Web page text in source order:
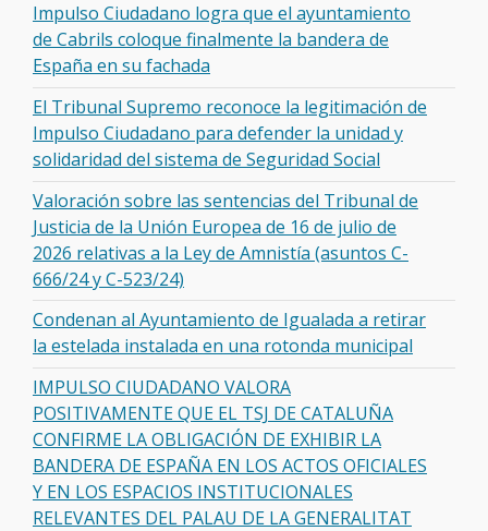
Impulso Ciudadano logra que el ayuntamiento
de Cabrils coloque finalmente la bandera de
España en su fachada
El Tribunal Supremo reconoce la legitimación de
Impulso Ciudadano para defender la unidad y
solidaridad del sistema de Seguridad Social
Valoración sobre las sentencias del Tribunal de
Justicia de la Unión Europea de 16 de julio de
2026 relativas a la Ley de Amnistía (asuntos C-
666/24 y C-523/24)
Condenan al Ayuntamiento de Igualada a retirar
la estelada instalada en una rotonda municipal
IMPULSO CIUDADANO VALORA
POSITIVAMENTE QUE EL TSJ DE CATALUÑA
CONFIRME LA OBLIGACIÓN DE EXHIBIR LA
BANDERA DE ESPAÑA EN LOS ACTOS OFICIALES
Y EN LOS ESPACIOS INSTITUCIONALES
RELEVANTES DEL PALAU DE LA GENERALITAT